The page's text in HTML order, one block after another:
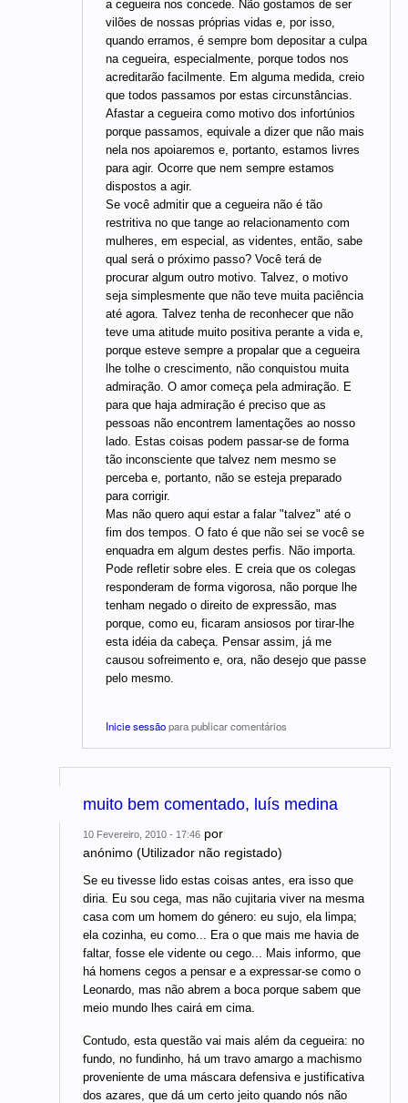
a cegueira nos concede. Não gostamos de ser
vilões de nossas próprias vidas e, por isso,
quando erramos, é sempre bom depositar a culpa
na cegueira, especialmente, porque todos nos
acreditarão facilmente. Em alguma medida, creio
que todos passamos por estas circunstâncias.
Afastar a cegueira como motivo dos infortúnios
porque passamos, equivale a dizer que não mais
nela nos apoiaremos e, portanto, estamos livres
para agir. Ocorre que nem sempre estamos
dispostos a agir.
Se você admitir que a cegueira não é tão
restritiva no que tange ao relacionamento com
mulheres, em especial, as videntes, então, sabe
qual será o próximo passo? Você terá de
procurar algum outro motivo. Talvez, o motivo
seja simplesmente que não teve muita paciência
até agora. Talvez tenha de reconhecer que não
teve uma atitude muito positiva perante a vida e,
porque esteve sempre a propalar que a cegueira
lhe tolhe o crescimento, não conquistou muita
admiração. O amor começa pela admiração. E
para que haja admiração é preciso que as
pessoas não encontrem lamentações ao nosso
lado. Estas coisas podem passar-se de forma
tão inconsciente que talvez nem mesmo se
perceba e, portanto, não se esteja preparado
para corrigir.
Mas não quero aqui estar a falar "talvez" até o
fim dos tempos. O fato é que não sei se você se
enquadra em algum destes perfis. Não importa.
Pode refletir sobre eles. E creia que os colegas
responderam de forma vigorosa, não porque lhe
tenham negado o direito de expressão, mas
porque, como eu, ficaram ansiosos por tirar-lhe
esta idéia da cabeça. Pensar assim, já me
causou sofreimento e, ora, não desejo que passe
pelo mesmo.
Inicie sessãopara publicar comentários
muito bem comentado, luís medina
10 Fevereiro, 2010 - 17:46 por
anónimo (Utilizador não registado)
Se eu tivesse lido estas coisas antes, era isso que
diria. Eu sou cega, mas não cujitaria viver na mesma
casa com um homem do género: eu sujo, ela limpa;
ela cozinha, eu como... Era o que mais me havia de
faltar, fosse ele vidente ou cego... Mais informo, que
há homens cegos a pensar e a expressar-se como o
Leonardo, mas não abrem a boca porque sabem que
meio mundo lhes cairá em cima.
Contudo, esta questão vai mais além da cegueira: no
fundo, no fundinho, há um travo amargo a machismo
proveniente de uma máscara defensiva e justificativa
dos azares, que dá um certo jeito quando nós não